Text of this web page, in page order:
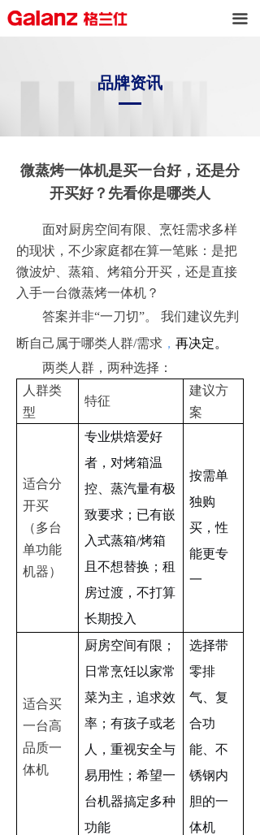
끀
微蒸烤一体机是买一台好，还是分
开买好？先看你是哪类人
面对厨房空间有限、烹饪需求多样
的现状，不少家庭都在算一笔账：是把
微波炉、蒸箱、烤箱分开买，还是直接
入手一台微蒸烤一体机？
答案并非“一刀切”。 我们建议先判
断自己属于哪类人群/需求 ， 再决定。
两类人群，两种选择：
人群类
型
特征
建议方
案
适合分
开买
（多台
单功能
机器）
专业烘焙爱好
者，对烤箱温
控、蒸汽量有极
致要求；已有嵌
入式蒸箱/烤箱
且不想替换；租
房过渡，不打算
长期投入
按需单
独购
买，性
能更专
一
适合买
一台高
品质一
体机
厨房空间有限；
日常烹饪以家常
菜为主，追求效
率；有孩子或老
人，重视安全与
易用性；希望一
台机器搞定多种
功能
选择带
零排
气 、复
合功
能、不
锈钢内
胆的一
体机
品牌资讯